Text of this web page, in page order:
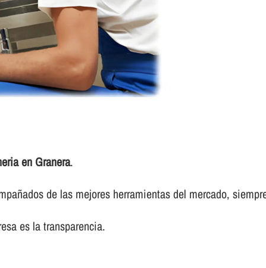
en Granera.
de las mejores herramientas del mercado,
es la transparencia.